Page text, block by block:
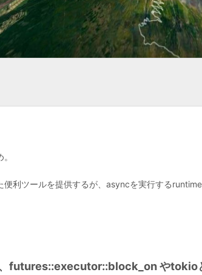
利ツールを提供するが、asyncを実行する
futures::executor::block_on やtokio